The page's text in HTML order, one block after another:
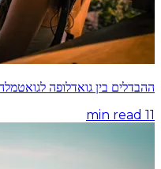
ההבדלים בין גואדלופה
11